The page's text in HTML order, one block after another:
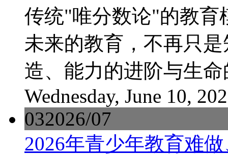
传统"唯分数论"的教育
未来的教育，不再只
造、能力的进阶与生
Wednesday, June 10,
032026/07
2026年青少年教育难